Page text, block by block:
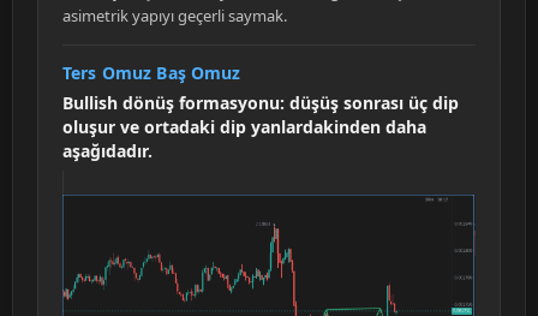
asimetrik yapıyı geçerli saymak.
Ters Omuz Baş Omuz
Bullish dönüş formasyonu: düşüş sonrası üç dip
oluşur ve ortadaki dip yanlardakinden daha
aşağıdadır.